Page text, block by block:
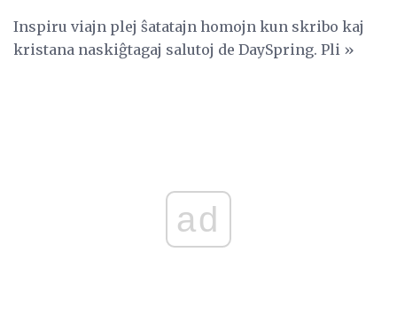
Inspiru viajn plej ŝatatajn homojn kun skribo kaj
kristana naskiĝtagaj salutoj de DaySpring. Pli »
ad